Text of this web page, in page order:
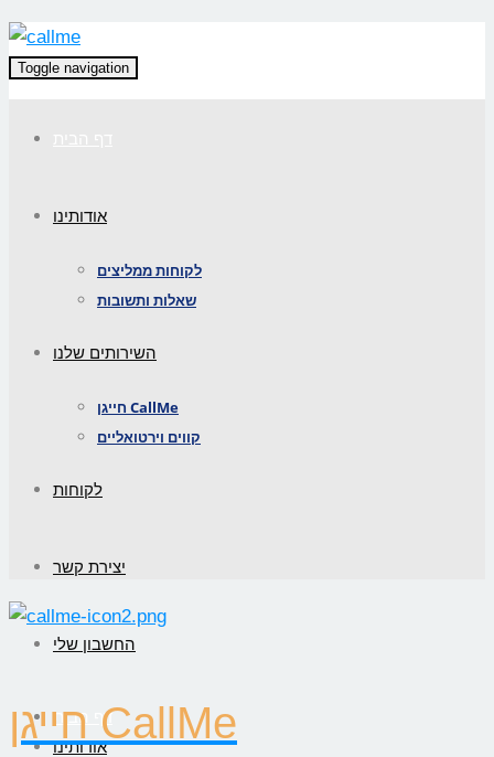
Toggle navigation
אודותינו
לקוחות ממליצים
שאלות ותשובות
השירותים שלנו
חייגן CallMe
קווים וירטואליים
לקוחות
יצירת קשר
החשבון שלי
דף הבית
אודותינוחייגן CallMe